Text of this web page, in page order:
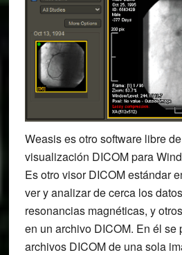
Weasis es otro software libre
visualización DICOM para
Es otro visor DICOM estándar
ver y analizar de cerca los
resonancias magnéticas, y
en un archivo DICOM. En él se
archivos DICOM de una sola